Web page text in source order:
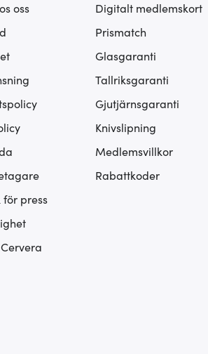
oss
press
Digitalt medlemskort
Prismatch
Glasgaranti
Tallriksgaranti
Gjutjärnsgaranti
Knivslipning
Medlemsvillkor
Rabattkoder